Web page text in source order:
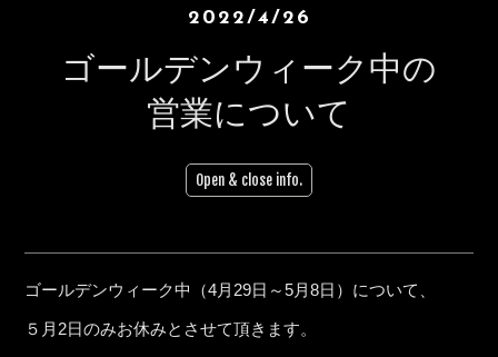
2022/4/26
ゴールデンウィーク中の
営業について
Open & close info.
ゴールデンウィーク中（4月29日～5月8日）について、
５月2日のみお休みとさせて頂きます。